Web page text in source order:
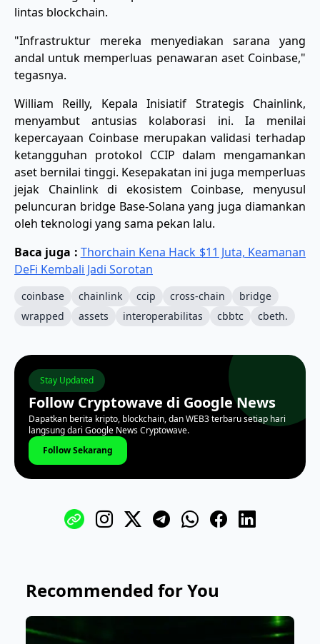
lintas blockchain.
"Infrastruktur mereka menyediakan sarana yang
andal untuk memperluas penawaran aset Coinbase,"
tegasnya.
​William Reilly, Kepala Inisiatif Strategis Chainlink,
menyambut antusias kolaborasi ini. Ia menilai
kepercayaan Coinbase merupakan validasi terhadap
ketangguhan protokol CCIP dalam mengamankan
aset bernilai tinggi. Kesepakatan ini juga memperluas
jejak Chainlink di ekosistem Coinbase, menyusul
peluncuran bridge Base-Solana yang juga diamankan
oleh teknologi yang sama pekan lalu.
Baca juga : Thorchain Kena Hack $11 Juta, Keamanan
DeFi Kembali Jadi Sorotan
coinbase chainlink ccip cross-chain
bridge
wrapped
assets interoperabilitas cbbtc cbeth.
Stay Updated
Follow Cryptowave di Google News
Dapatkan berita kripto, blockchain, dan WEB3 terbaru setiap hari
langsung dari Google News Cryptowave.
Follow Sekarang
Recommended for You